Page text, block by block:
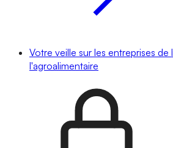
Votre veille sur les entreprises
l'agroalimentaire